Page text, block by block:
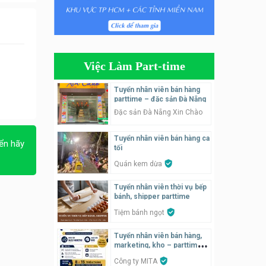
hãy
Tuyển nhân viên bán hàng
parttime
parttime
Húp Tea
tiệm trà sữa
TRÀ SỮA THÁI LAN
SONGKRAN
Tuyển nhân viên tư vấn bán
hàng tiệm bánh ngọt
Tiệm bánh ngọt
Tuyển nhân viên pha chế,
phục vụ bàn
SNACK BAR NHẬT
Việc Làm Part-time
Tuyển nhân viên bán hàng
parttime – đặc sản Đà Nẵng
Đặc sản Đà Nẵng Xin Chào
Tuyển nhân viên bán hàng ca
tối
Quán kem dừa
Tuyển nhân viên thời vụ bếp
bánh, shipper parttime
Tiệm bánh ngọt
Tuyển nhân viên bán hàng,
marketing, kho – parttime,
Công ty MITA